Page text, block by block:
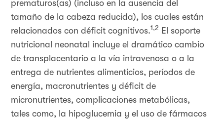
prematuros(as) (incluso en la ausencia del
tamaño de la cabeza reducida), los cuales están
relacionados con déficit cognitivos.1,2 El soporte
nutricional neonatal incluye el dramático cambio
de transplacentario a la vía intravenosa o a la
entrega de nutrientes alimenticios, períodos de
energía, macronutrientes y déficit de
micronutrientes, complicaciones metabólicas,
tales como, la hipoglucemia y el uso de fármacos